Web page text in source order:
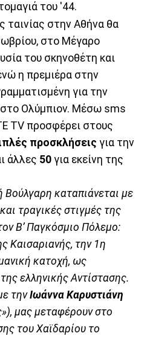
του '44.
ταινίας στην Αθήνα θα
στο Μέγαρο
του σκηνοθέτη και
η πρεμιέρα στην
για την
Ολύμπιον. Μέσω sms
TV προσφέρει στους
προσκλήσεις για την
άλλες 50 για εκείνη της
Βούλγαρη καταπιάνεται με
τραγικές στιγμές της
Β’ Παγκόσμιο Πόλεμο:
Καισαριανής, την 1η
κατοχή, ως
ελληνικής Αντίστασης.
τηνΙωάννα Καρυστιάνη
μας μεταφέρουν στο
του Χαϊδαρίου το